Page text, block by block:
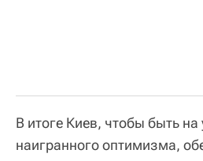
В итоге Киев, чтобы быть на
наигранного оптимизма,